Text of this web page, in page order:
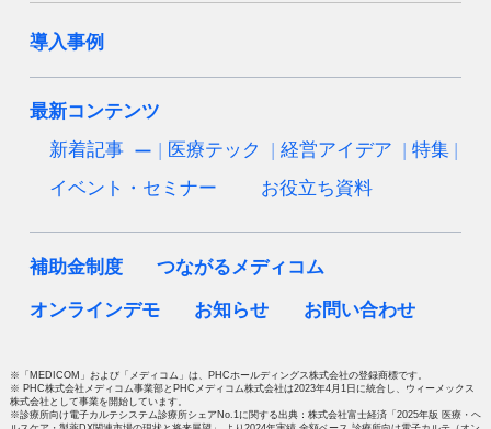
導入事例
最新コンテンツ
新着記事
医療テック 経営アイデア
特集
イベント・セミナー
お役立ち資料
補助金制度 つながるメディコム
オンラインデモ お知らせ お問い合わせ
※「MEDICOM」および「メディコム」は、PHCホールディングス株式会社の登録商標です。
※ PHC株式会社メディコム事業部とPHCメディコム株式会社は2023年4月1日に統合し、ウィーメックス
株式会社として事業を開始しています。
※診療所向け電子カルテシステム診療所シェアNo.1に関する出典：株式会社富士経済「2025年版 医療・ヘ